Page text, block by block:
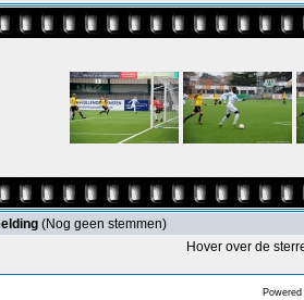
(Nog geen stemmen)
Hover over de